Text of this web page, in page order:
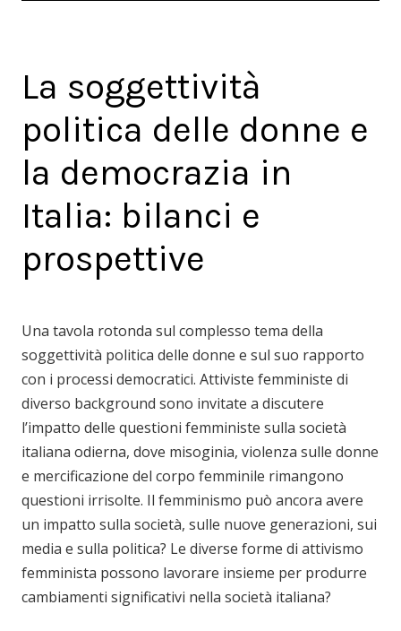
La soggettività
politica delle donne e
la democrazia in
Italia: bilanci e
prospettive
Una tavola rotonda sul complesso tema della
soggettività politica delle donne e sul suo rapporto
con i processi democratici. Attiviste femministe di
diverso background sono invitate a discutere
l’impatto delle questioni femministe sulla società
italiana odierna, dove misoginia, violenza sulle donne
e mercificazione del corpo femminile rimangono
questioni irrisolte. Il femminismo può ancora avere
un impatto sulla società, sulle nuove generazioni, sui
media e sulla politica? Le diverse forme di attivismo
femminista possono lavorare insieme per produrre
cambiamenti significativi nella società italiana?